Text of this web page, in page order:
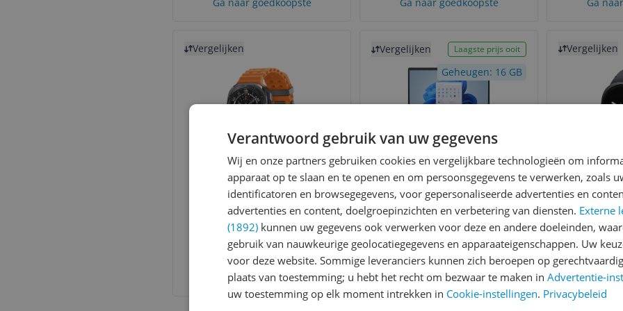
Vergelijken
Samsung Galaxy Ultra
(2025) 47mm - Grijs
v.a. € 374,95 -16%
7 prijzen
Ga naar goedkoopste
Vergelijken Laagste prijs ooit
Geheugen: 16 GB
HP / 15-fd / 15-fd0957nd
Aansluitingen:Usb-aansluiting
Besturingsysteem:
Windows
Intern geheugen:16 gb
v.a. € 569,00
-19%
2 prijzen
Ga naar goedkoopste
Vergelijken
Samsung
44mm
Graphite -
v.a. €
Ga
Verantwoord gebruik van uw gegevens
Wij en onze partners gebruiken cookies en vergelijkbare technologieën om
apparaat op te slaan en te openen en om persoonsgegevens te verwerken, zoals
identificatoren en browsegegevens, voor gepersonaliseerde advertenties en
advertenties en content, doelgroepinzichten en verbetering van diensten. Externe
(1892) kunnen uw gegevens ook verwerken voor deze en andere doeleinden,
gebruik van nauwkeurige geolocatiegegevens en apparaateigenschappen. Uw
voor deze website. Sommige leveranciers kunnen zich beroepen op
plaats van toestemming; u hebt het recht om bezwaar te maken in Advertentie-
uw toestemming op elk moment intrekken in Cookie-instellingen. Privacybeleid